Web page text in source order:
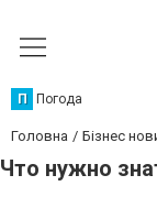
П Погода
Головна Бізнес
Что нужно